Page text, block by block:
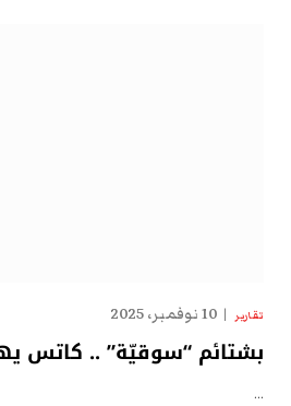
تقارير 10 نوفمبر، 2025
بشتائم “سوقيّة” .. كاتس
…